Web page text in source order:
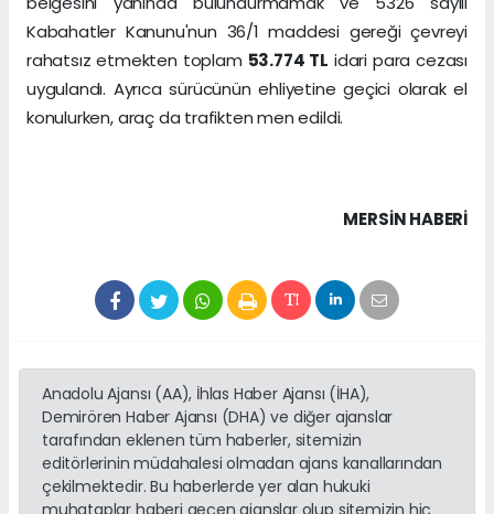
Kabahatler Kanunu'nun 36/1 maddesi gereği çevreyi
rahatsız etmekten toplam 53.774 TL idari para cezası
uygulandı. Ayrıca sürücünün ehliyetine geçici olarak el
konulurken, araç da trafikten men edildi.
MERSIN HABERİ
Anadolu Ajansı (AA), İhlas Haber Ajansı (İHA),
Demirören Haber Ajansı (DHA) ve diğer ajanslar
tarafından eklenen tüm haberler, sitemizin
editörlerinin müdahalesi olmadan ajans kanallarından
çekilmektedir. Bu haberlerde yer alan hukuki
muhataplar haberi geçen ajanslar olup sitemizin hiç